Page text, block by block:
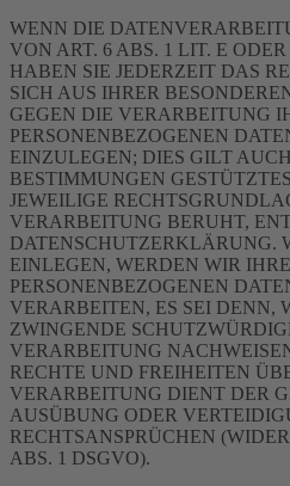
WENN DIE
VON ART. 6 ABS. 1 LIT. E
HABEN SIE JEDERZEIT DAS
SICH AUS IHRER
GEGEN DIE VERARBEITUNG
PERSONENBEZOGENEN
EINZULEGEN; DIES GILT
BESTIMMUNGEN
JEWEILIGE
VERARBEITUNG BERUHT,
DATENSCHUTZERKLÄRUNG.
EINLEGEN, WERDEN WIR
PERSONENBEZOGENEN
VERARBEITEN, ES SEI DENN,
ZWINGENDE
VERARBEITUNG
RECHTE UND FREIHEITEN
VERARBEITUNG DIENT DER
AUSÜBUNG ODER
RECHTSANSPRÜCHEN
ABS. 1 DSGVO).